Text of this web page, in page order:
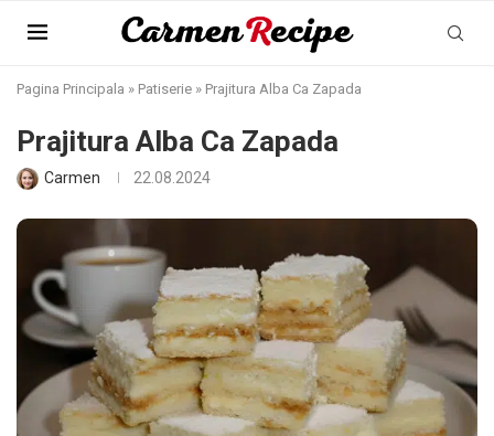
Pagina Principala » Patiserie » Prajitura Alba Ca Zapada
Prajitura Alba Ca Zapada
Carmen 22.08.2024